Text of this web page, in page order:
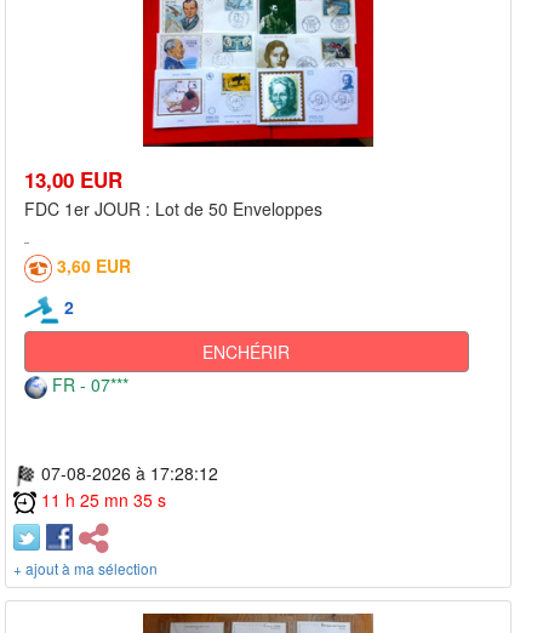
13,00 EUR
FDC 1er JOUR : Lot de 50 Enveloppes
3,60 EUR
2
ENCHÉRIR
FR - 07***
07-08-2026 à 17:28:12
11 h 25 mn 35 s
+ ajout à ma sélection